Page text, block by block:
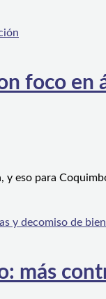
foco en
y eso para
más